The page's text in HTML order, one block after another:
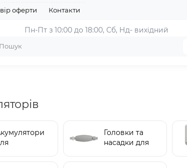
оферти Контакти
Пн-Пт з 10:00 до 18:00, Сб, Нд- вихідний
Головки та
насадки для